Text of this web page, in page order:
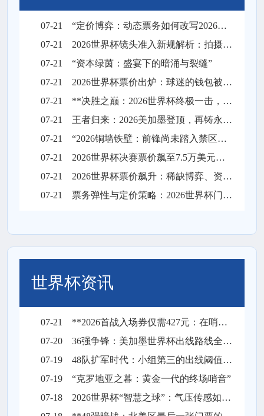
07-21
“定价博弈：动态票务如何改写2026世界杯财富格局”
07-21
2026世界杯镜头准入新规解析：拍摄权限调整与现场执行要点
07-21
“资本绿茵：盛宴下的暗涌与裂缝”
07-21
2026世界杯票价出炉：球迷的钱包被迫“踢满全场”
07-21
**决胜之巅：2026世界杯终极一击，绝杀封王**
07-21
王者归来：2026美加墨登顶，再铸永恒传奇
07-21
“2026铜墙铁壁：前锋尚未踏入禁区，梦想已碎在防线之外”
07-21
2026世界杯决赛票价飙至7.5万美元，天价门票创下历史纪录
07-21
2026世界杯票价飙升：稀缺博弈、资本暗战与全球体育消费版图的结构性重塑
07-21
票务弹性与定价策略：2026世界杯门票市场的溢价平衡机制
世界杯资讯
07-21
**2026首战入场券仅需427元：在哨响前，让沉默彻底失声**
07-20
36强争锋：美加墨世界杯出线路线全景解构
07-19
48队扩军时代：小组第三的出线阈值与突围逻辑
07-19
“克罗地亚之暮：黄金一代的终场哨音”
07-18
2026世界杯“智慧之球”：气压传感如何实时校准远射飞行轨迹